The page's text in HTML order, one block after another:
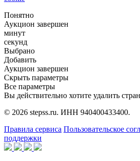
Понятно
Аукцион завершен
минут
секунд
Выбрано
Добавить
Аукцион завершен
Скрыть параметры
Все параметры
Вы действительно хотите удалить
© 2026 stepss.ru. ИНН 940400433400.
Правила сервиса Пользовательское
поддержки